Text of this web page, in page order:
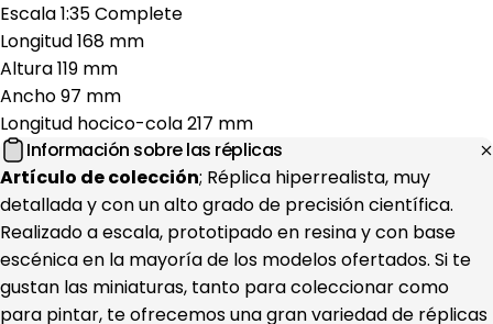
Escala 1:35 Complete
Longitud 168 mm
Altura 119 mm
Ancho 97 mm
Longitud hocico-cola 217 mm
Información sobre las réplicas
Artículo de colección; Réplica hiperrealista, muy
detallada y con un alto grado de precisión científica.
Realizado a escala, prototipado en resina y con base
escénica en la mayoría de los modelos ofertados. Si te
gustan las miniaturas, tanto para coleccionar como
para pintar, te ofrecemos una gran variedad de réplicas